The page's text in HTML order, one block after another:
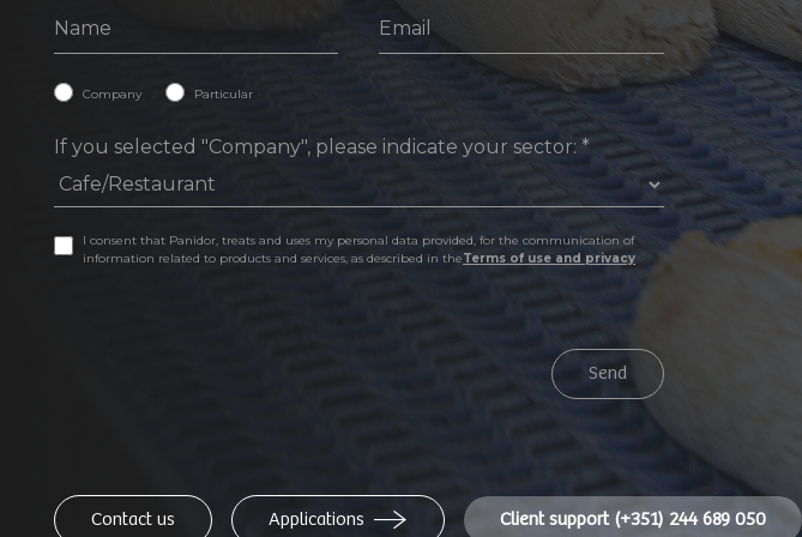
Company Particular
If you selected "Company", please indicate your sector: *
I consent that Panidor, treats and uses my personal data provided, for the communication of
information related to products and services, as described in theTerms of use and privacy
Send
Contact us Applications Client support (+351) 244 689 050